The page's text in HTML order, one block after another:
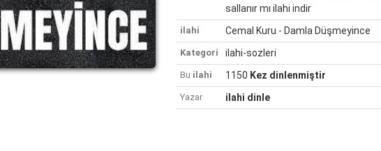
sallanır mı ilahi indir
ilahi Cemal Kuru - Damla Düşmeyince
Kategori ilahi-sozleri
Bu ilahi 1150 Kez dinlenmiştir
Yazar ilahi dinle